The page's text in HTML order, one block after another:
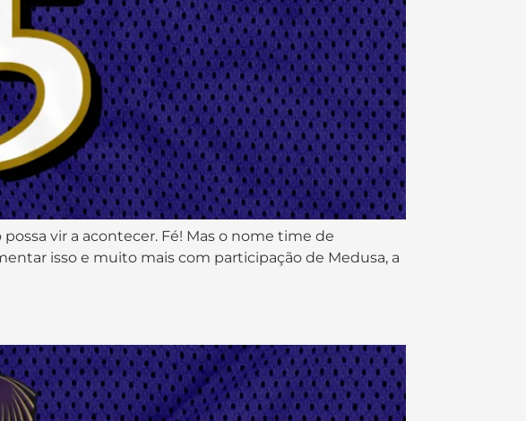
vir a acontecer. Fé! Mas o nome time de
isso e muito mais com participação de Medusa, a